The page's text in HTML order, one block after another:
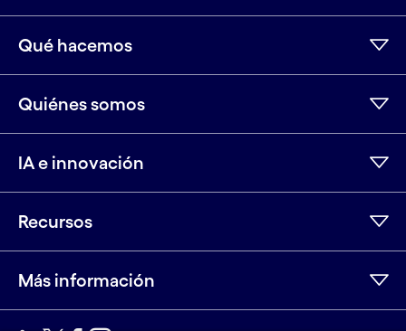
Qué hacemos
Quiénes somos
IA e innovación
Recursos
Más información